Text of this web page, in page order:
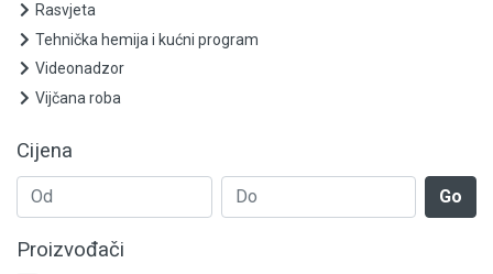
Mjerno-regulaciona oprema
RASPRODAJA
Tehnička hemija i kućni program
Videonadzor
Rasvjeta
Tehnička hemija i kućni program
Videonadzor
Vijčana roba
Cijena
Go
Proizvođači